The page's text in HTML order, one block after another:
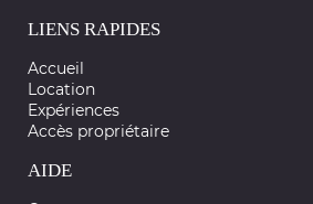
LIENS RAPIDES
Accueil
Location
Expériences
Accès propriétaire
AIDE